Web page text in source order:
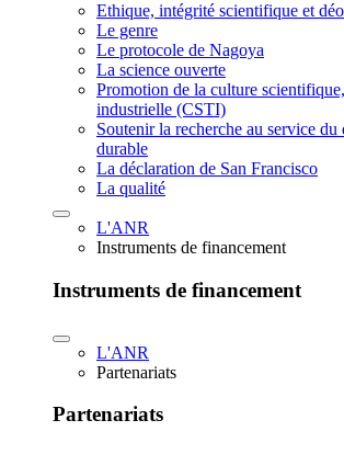
Ethique, intégrité scientifique et
Le genre
Le protocole de Nagoya
La science ouverte
Promotion de la culture
industrielle (CSTI)
Soutenir la recherche au service du
durable
La déclaration de San Francisco
La qualité
L'ANR
Instruments de financement
Instruments de financement
L'ANR
Partenariats
Partenariats